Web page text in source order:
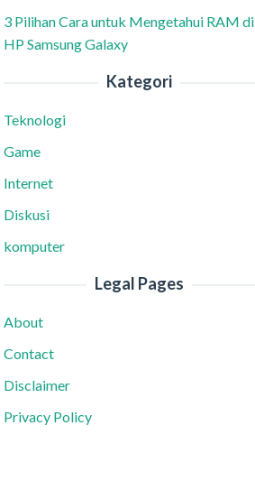
3 Pilihan Cara untuk Mengetahui RAM di
HP Samsung Galaxy
Kategori
Teknologi
Game
Internet
Diskusi
komputer
Legal Pages
About
Contact
Disclaimer
Privacy Policy